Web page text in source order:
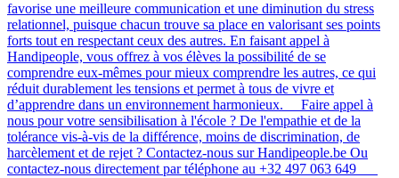
favorise une meilleure communication et une diminution du stress
relationnel, puisque chacun trouve sa place en valorisant ses points
forts tout en respectant ceux des autres​​. En faisant appel à
Handipeople, vous offrez à vos élèves la possibilité de se
comprendre eux-mêmes pour mieux comprendre les autres, ce qui
réduit durablement les tensions et permet à tous de vivre et
d’apprendre dans un environnement harmonieux. Faire appel à
nous pour votre sensibilisation à l'école ? De l'empathie et de la
tolérance vis-à-vis de la différence, moins de discrimination, de
harcèlement et de rejet ? Contactez-nous sur Handipeople.be Ou
contactez-nous directement par téléphone au +32 497 063 649